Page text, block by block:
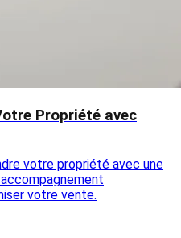
Propriété avec
votre propriété avec une
votre vente.